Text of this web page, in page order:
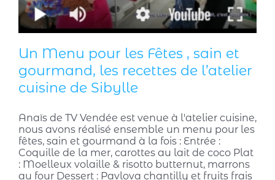
Un Menu pour les Fêtes , sain et
gourmand, les recettes de l’atelier
cuisine de Sibylle
Anaïs de TV Vendée est venue à l'atelier cuisine,
nous avons réalisé ensemble un menu pour les
fêtes, sain et gourmand à la fois : Entrée :
Coquille de la mer, carottes au lait de coco Plat
: Moelleux volaille & risotto butternut, marrons
au four Dessert : Pavlova chantilly et fruits frais